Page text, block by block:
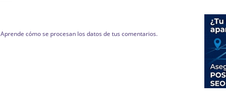
Aprende cómo se procesan los datos de tus comentarios.